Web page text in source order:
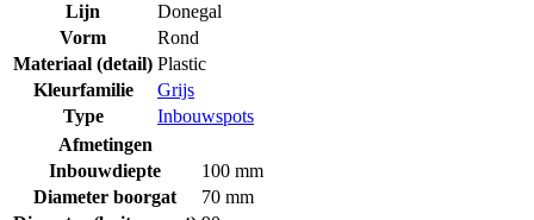
Lijn
Donegal
Vorm
Rond
Materiaal (detail) Plastic
Kleurfamilie
Grijs
Type
Inbouwspots
Afmetingen
Inbouwdiepte
100 mm
Diameter boorgat
70 mm